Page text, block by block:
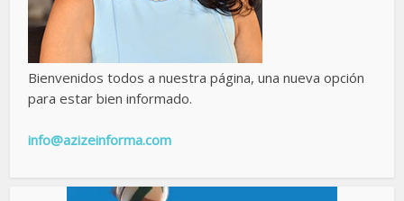
Bienvenidos todos a nuestra página, una nueva opción
para estar bien informado.
info@azizeinforma.com